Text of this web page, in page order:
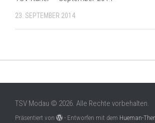
23. SEPTEMBER 2014
TSV Modau © 2026. Alle Rechte vorbehalten.
Präsentiert von - Entworfen mit dem Hueman-